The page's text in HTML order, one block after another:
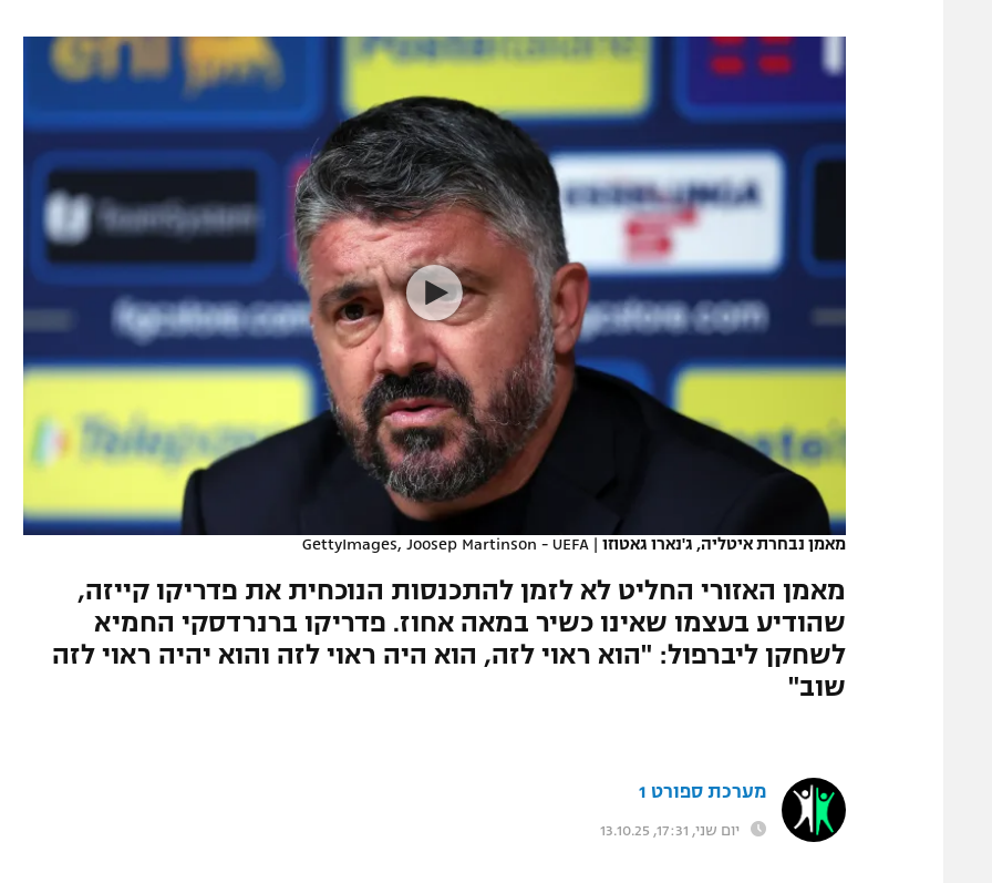
תקנון משתתפים וזוכים בפרסים
תקנון עבור פעילות אלקטרה
תקנון עבור פעילות ספורט 1 – "מרלן"
טניס
מדיניות פרטיות
תקנון פעילות ספורט 1
רשיון להקרנה פומבית לבית עסק
לוח דרושים – ג'ובנט
המגזין
הפועל תל אביב
הפועל חיפה
הפועל באר שבע
מכבי נתניה
בני יהודה
ליגה סינית
ליגה ברזילאית
ליגות נוספות
מאמן נבחרת איטליה, ג'נארו גאטוזו |
GettyImages, Joosep Martinson - UEFA
מאמן האזורי החליט לא לזמן להתכנסות הנוכחית את פדריקו קייזה,
שהודיע בעצמו שאינו כשיר במאה אחוז. פדריקו ברנרדסקי החמיא
לשחקן ליברפול: "הוא ראוי לזה, הוא היה ראוי לזה והוא יהיה ראוי לזה
שוב"
מערכת ספורט 1
יום שני, 17:31, 13.10.25